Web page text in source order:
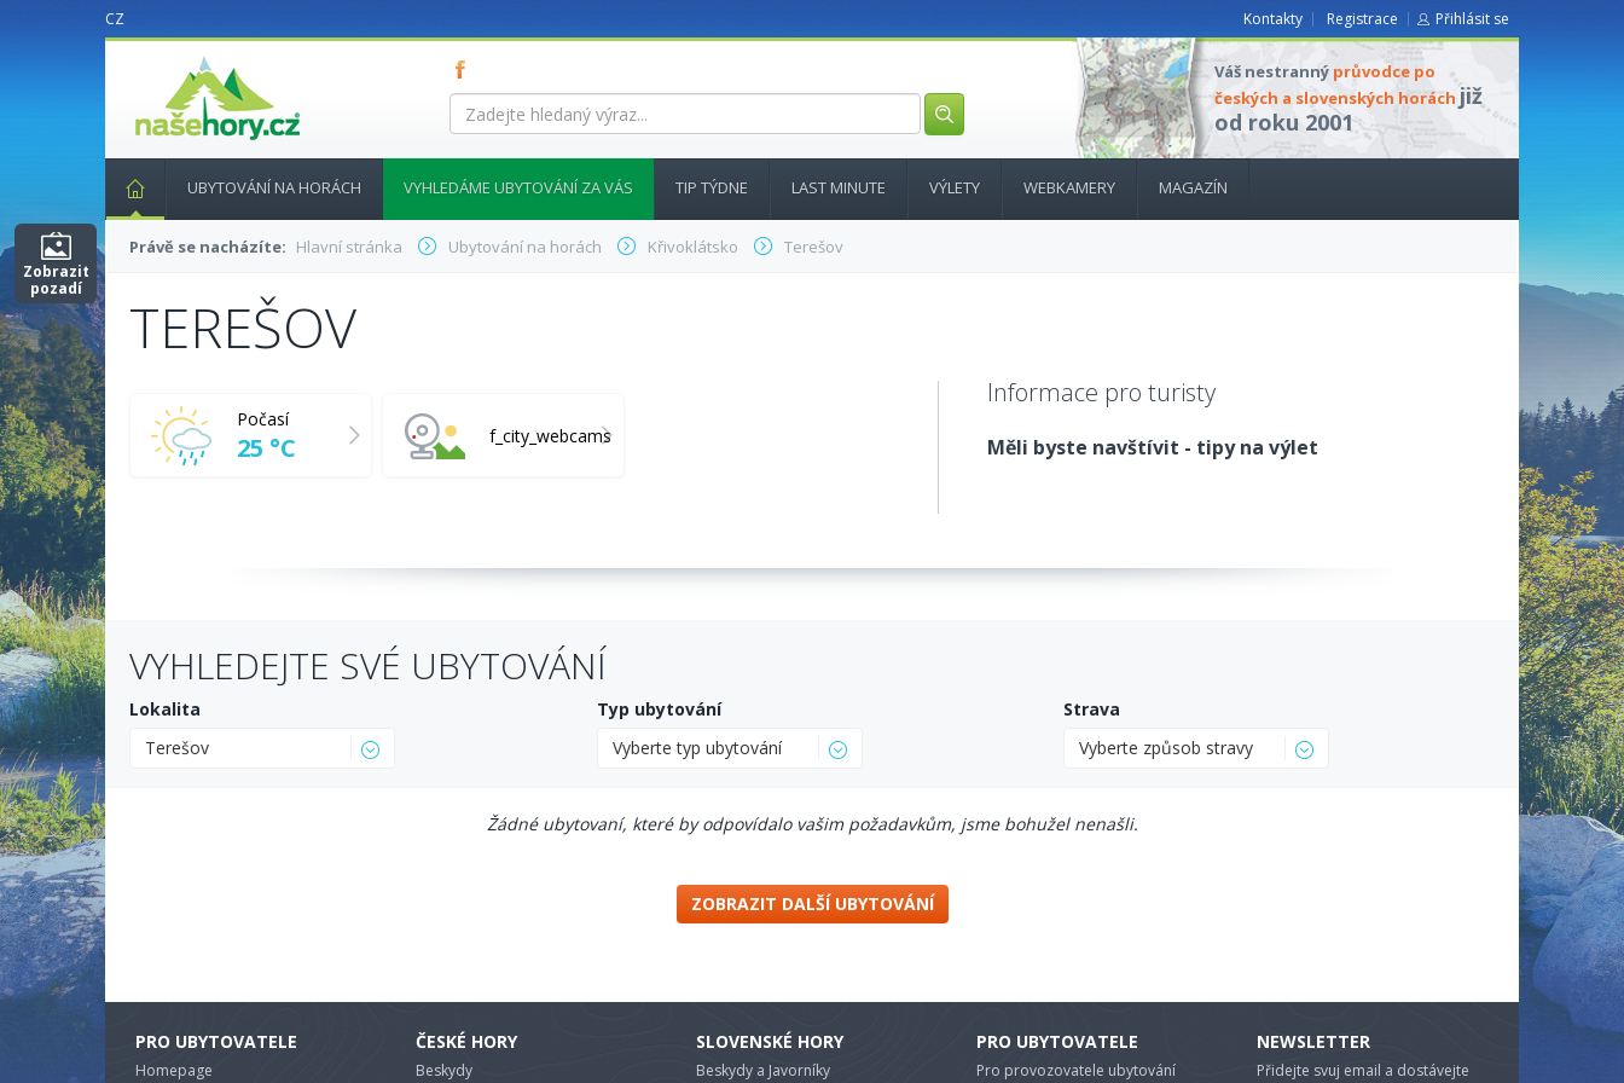
CZ Kontakty Registrace Přihlásit se
nasehory.cz
Zadejte
hledaný
Váš nestranný průvodce po
českých a slovenských horách již
od roku 2001
UBYTOVÁNÍ NA HORÁCH VYHLEDÁME UBYTOVÁNÍ ZA VÁS TIP TÝDNE LAST MINUTE VÝLETY WEBKAMERY MAGAZÍN
Právě se nacházíte: Hlavní stránka Ubytování na horách Křivoklátsko Terešov
TEREŠOV
Počasí
25 °C f_city_webcams
Informace pro turisty
Měli byste navštívit - tipy na výlet
VYHLEDEJTE SVÉ UBYTOVÁNÍ
Lokalita
Terešov
Typ ubytování
Vyberte typ ubytování
Strava
Vyberte způsob stravy
Žádné ubytovaní, které by odpovídalo vašim požadavkům, jsme bohužel nenašli.
ZOBRAZIT DALŠÍ UBYTOVÁNÍ
PRO UBYTOVATELE
Homepage
ČESKÉ HORY
Beskydy
SLOVENSKÉ HORY
Beskydy a Javorníky
PRO UBYTOVATELE
Pro provozovatele ubytování
NEWSLETTER
Přidejte svuj email a dostávejte
Zobrazit
pozadí